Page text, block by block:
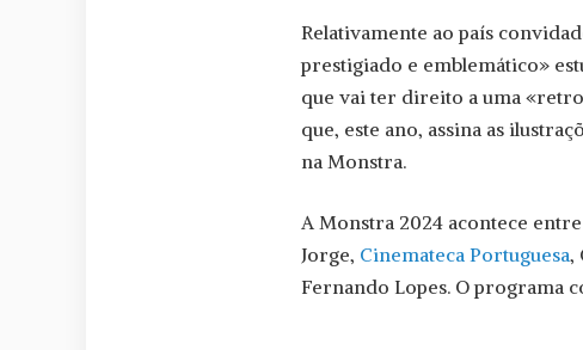
Relativamente ao país
prestigiado e emblemático»
que vai ter direito a uma
que, este ano, assina as
na Monstra.
A Monstra 2024 acontece entre
Jorge, Cinemateca Portuguesa,
Fernando Lopes. O programa